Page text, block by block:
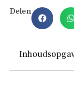
Delen